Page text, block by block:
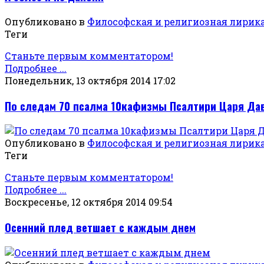
Опубликовано в Философская и религиозная
Теги
Станьте первым комментатором!
Подробнее ...
Понедельник, 13 октября 2014 17:02
По следам 70 псалма 10кафизмы Псалтири Царя
Опубликовано в Философская и религиозная
Теги
Станьте первым комментатором!
Подробнее ...
Воскресенье, 12 октября 2014 09:54
Осенний плед ветшает с каждым днем